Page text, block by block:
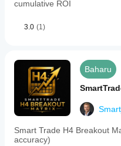
cumulative ROI
3.0 (1)
Baharu
Smart Trade H4 Breakout
accuracy)